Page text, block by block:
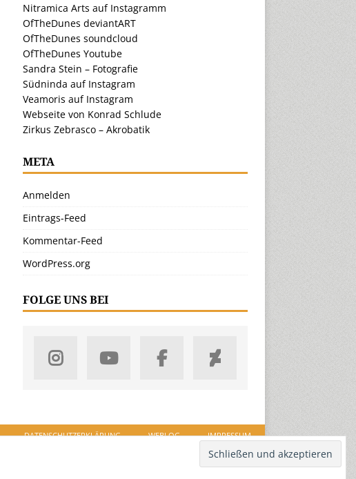
Nitramica Arts auf Instagramm
OfTheDunes deviantART
OfTheDunes soundcloud
OfTheDunes Youtube
Sandra Stein – Fotografie
Südninda auf Instagram
Veamoris auf Instagram
Webseite von Konrad Schlude
Zirkus Zebrasco – Akrobatik
META
Anmelden
Eintrags-Feed
Kommentar-Feed
WordPress.org
FOLGE UNS BEI
DATENSCHUTZERKLÄRUNG WEBLOG IMPRESSUM